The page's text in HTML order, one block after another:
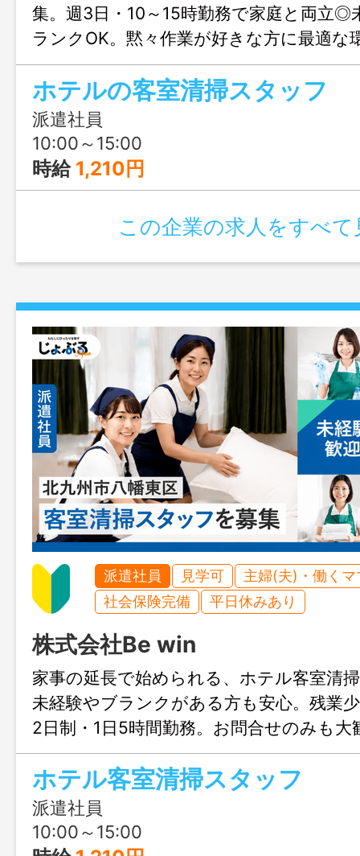
集。週3日・10～15時勤務で家庭と両立◎
ランクOK。黙々作業が好きな方に最適な
合せのみも大歓迎、まずはじょぶる福岡
連絡ください。
ホテルの客室清掃スタッフ
派遣社員
10:00～15:00
時給 1,210円
この企業の求人をすべて
派遣社員 見学可
主婦(夫)・働くマ
社会保険完備
平日休みあり
株式会社Be win
家事の延長で始められる、ホテル客室清
未経験やブランクがある方も安心。残業
2日制・1日5時間勤務。お問合せのみも大
ょぶる福岡までお気軽にご連絡ください
ホテル客室清掃スタッフ
派遣社員
10:00～15:00